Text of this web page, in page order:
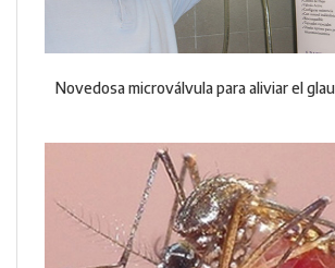
Novedosa microválvula para aliviar el